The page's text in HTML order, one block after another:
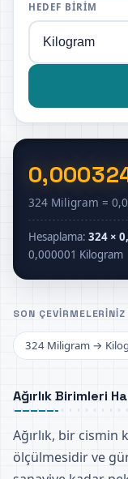
HEDEF BIRIM
324 Miligram =
Hesaplama:324 ×
0,000001 Kilogram
SON ÇEVIRMELERINIZ
324 Miligram →
Ağırlık Birimleri
Ağırlık, bir cismin
ölçülmesidir ve